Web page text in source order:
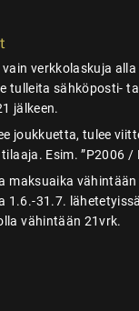
verkkolaskuja alla
tulleita sähköposti-
jälkeen.
joukkuetta, tulee
Esim. ”P2006 /
maksuaika
1.6.-31.7.
vähintään 21vrk.